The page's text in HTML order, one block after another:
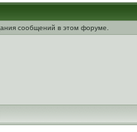
сообщений в этом форуме.